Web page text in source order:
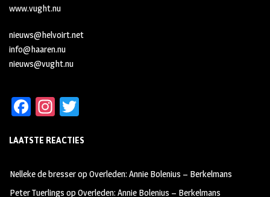
www.vught.nu
nieuws@helvoirt.net
info@haaren.nu
nieuws@vught.nu
Fa
b
oo
k
In
ag
m
tt
LAATSTE REACTIES
Nelleke de bresseropOverleden: Annie Bolenius – Berkelmans
Peter Tuerlings opOverleden: Annie Bolenius – Berkelmans